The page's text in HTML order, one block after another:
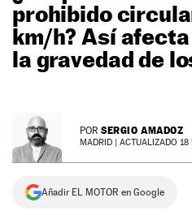
TECNOLOGÍA
SUPERCOCHES
MOTORTV
NEWSLETTER
prohibido
km/h? Así
la gravedad de
POR SERGIO AMADOZ
MADRID | ACTUALIZADO
Añadir EL MOTOR en Google